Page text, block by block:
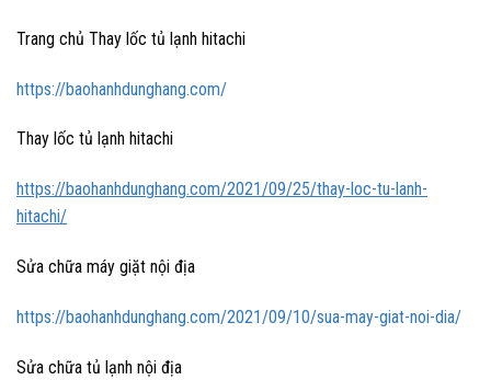
Trang chủ Thay lốc tủ lạnh hitachi
https://baohanhdunghang.com/
Thay lốc tủ lạnh hitachi
https://baohanhdunghang.com/2021/09/25/thay-loc-tu-lanh-
hitachi/
Sửa chữa máy giặt nội địa
https://baohanhdunghang.com/2021/09/10/sua-may-giat-noi-dia/
Sửa chữa tủ lạnh nội địa